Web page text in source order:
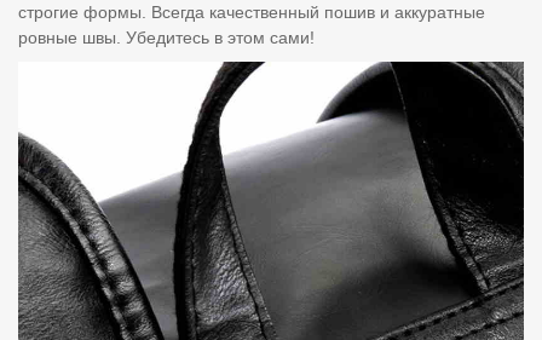
строгие формы. Всегда качественный пошив и аккуратные
ровные швы. Убедитесь в этом сами!